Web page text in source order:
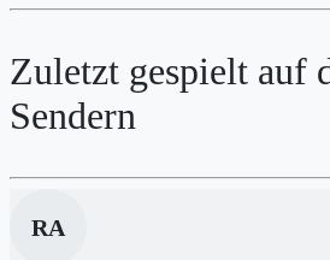
Zuletzt gespielt auf
Sendern
RA